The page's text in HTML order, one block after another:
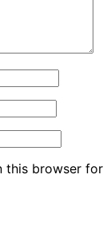
this browser for